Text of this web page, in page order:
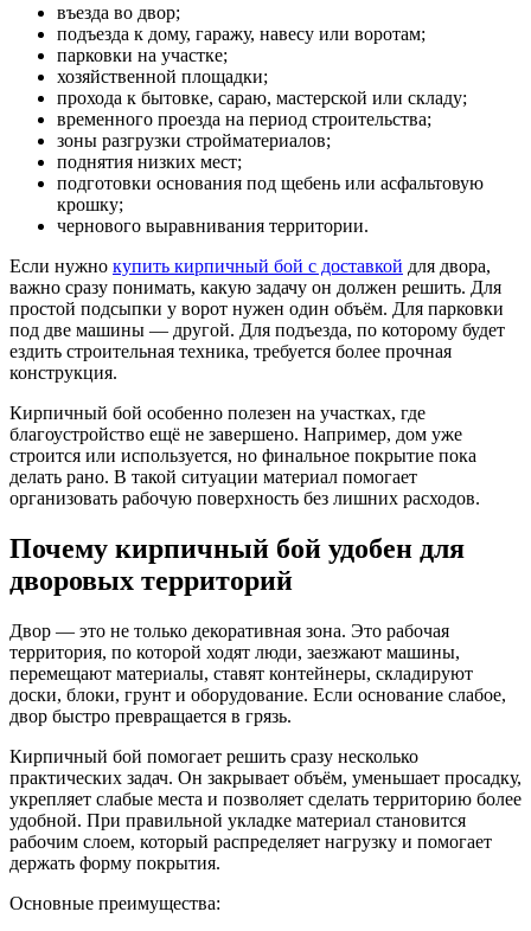
въезда во двор;
подъезда к дому, гаражу, навесу или воротам;
парковки на участке;
хозяйственной площадки;
прохода к бытовке, сараю, мастерской или складу;
временного проезда на период строительства;
зоны разгрузки стройматериалов;
поднятия низких мест;
подготовки основания под щебень или асфальтовую
крошку;
чернового выравнивания территории.
Если нужно купить кирпичный бой с доставкой для двора,
важно сразу понимать, какую задачу он должен решить. Для
простой подсыпки у ворот нужен один объём. Для парковки
под две машины — другой. Для подъезда, по которому будет
ездить строительная техника, требуется более прочная
конструкция.
Кирпичный бой особенно полезен на участках, где
благоустройство ещё не завершено. Например, дом уже
строится или используется, но финальное покрытие пока
делать рано. В такой ситуации материал помогает
организовать рабочую поверхность без лишних расходов.
Почему кирпичный бой удобен для
дворовых территорий
Двор — это не только декоративная зона. Это рабочая
территория, по которой ходят люди, заезжают машины,
перемещают материалы, ставят контейнеры, складируют
доски, блоки, грунт и оборудование. Если основание слабое,
двор быстро превращается в грязь.
Кирпичный бой помогает решить сразу несколько
практических задач. Он закрывает объём, уменьшает просадку,
укрепляет слабые места и позволяет сделать территорию более
удобной. При правильной укладке материал становится
рабочим слоем, который распределяет нагрузку и помогает
держать форму покрытия.
Основные преимущества: